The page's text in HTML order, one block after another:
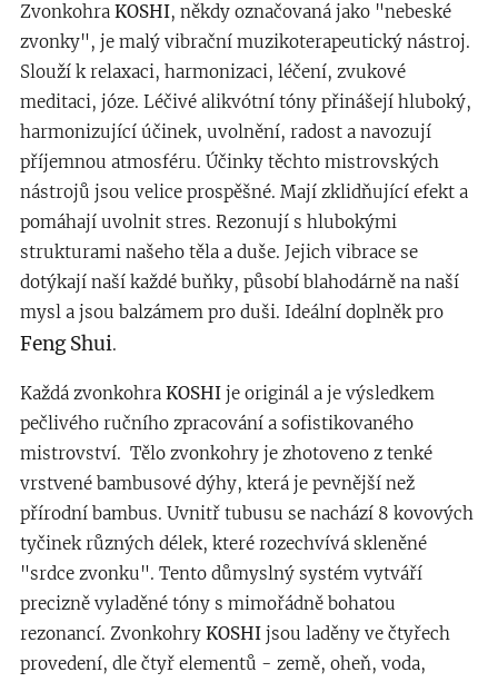
Zvonkohra KOSHI, někdy označovaná jako "nebeské
zvonky", je malý vibrační muzikoterapeutický nástroj.
Slouží k relaxaci, harmonizaci, léčení, zvukové
meditaci, józe. Léčivé alikvótní tóny přinášejí hluboký,
harmonizující účinek, uvolnění, radost a navozují
příjemnou atmosféru. Účinky těchto mistrovských
nástrojů jsou velice prospěšné. Mají zklidňující efekt a
pomáhají uvolnit stres. Rezonují s hlubokými
strukturami našeho těla a duše. Jejich vibrace se
dotýkají naší každé buňky, působí blahodárně na naší
mysl a jsou balzámem pro duši. Ideální doplněk pro
Feng Shui.
Každá zvonkohra KOSHI je originál a je výsledkem
pečlivého ručního zpracování a sofistikovaného
mistrovství. Tělo zvonkohry je zhotoveno z tenké
vrstvené bambusové dýhy, která je pevnější než
přírodní bambus. Uvnitř tubusu se nachází 8 kovových
tyčinek různých délek, které rozechvívá skleněné
"srdce zvonku". Tento důmyslný systém vytváří
precizně vyladěné tóny s mimořádně bohatou
rezonancí. Zvonkohry KOSHI jsou laděny ve čtyřech
provedení, dle čtyř elementů - země, oheň, voda,